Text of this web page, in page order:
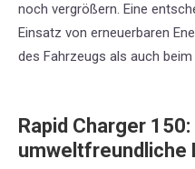
noch vergrößern. Eine
Einsatz von erneuerbaren
des Fahrzeugs als auch beim
Rapid Charger 150:
umweltfreundliche